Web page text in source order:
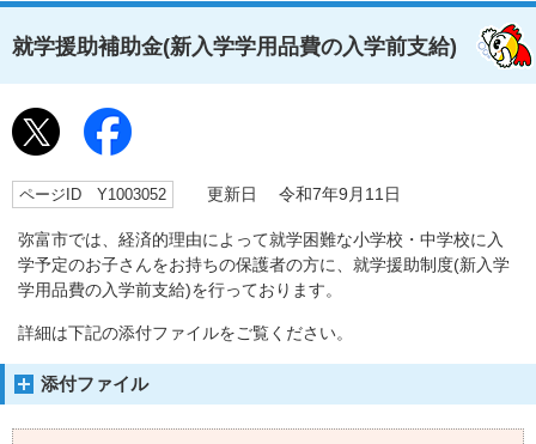
就学援助補助金(新入学学用品費の入学前支給)
ページID Y1003052 更新日 令和7年9月11日
弥富市では、経済的理由によって就学困難な小学校・中学校に入
学予定のお子さんをお持ちの保護者の方に、就学援助制度(新入学
学用品費の入学前支給)を行っております。
詳細は下記の添付ファイルをご覧ください。
添付ファイル